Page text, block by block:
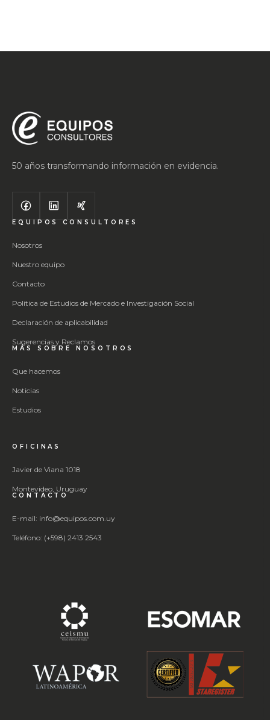
50 años transformando información en evidencia.
EQUIPOS CONSULTORES
Nosotros
Nuestro equipo
Contacto
Política de Estudios de Mercado e Investigación Social
Declaración de aplicabilidad
Sugerencias y Reclamos
MÁS SOBRE NOSOTROS
Que hacemos
Noticias
Estudios
OFICINAS
Javier de Viana 1018
Montevideo, Uruguay
CONTACTO
E-mail: info@equipos.com.uy
Teléfono: (+598) 2413 2543